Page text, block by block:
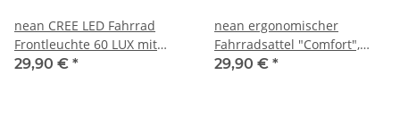
nean CREE LED Fahrrad
Frontleuchte 60 LUX mit
stufenloser Lichtautomatik
29,90 € *
nean ergonomischer
Fahrradsattel "Comfort",
stoßdämpfend, inkl.
29,90 € *